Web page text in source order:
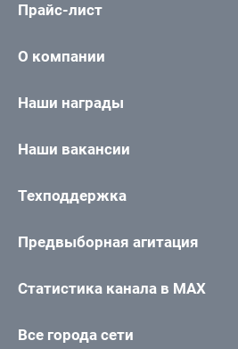
Прайс-лист
О компании
Наши награды
Наши вакансии
Техподдержка
Предвыборная агитация
Статистика канала в MAX
Все города сети